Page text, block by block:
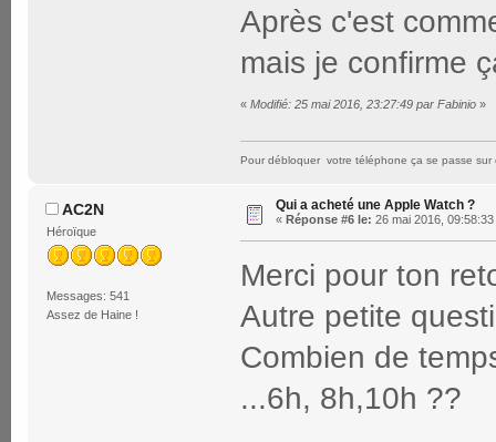
Après c'est
mais je confirme
« Modifié: 25 mai 2016, 23:27:49 par Fabinio »
Pour débloquer votre téléphone ça se passe sur
AC2N
Héroïque
Messages: 541
Assez de Haine !
Qui a acheté une Apple Watch ?
« Réponse #6 le: 26 mai 2016, 09:58:33
Merci pour ton
Autre petite
Combien de
...6h, 8h,10h ??